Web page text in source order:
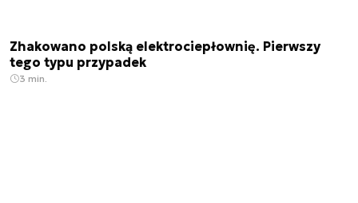
Zhakowano polską elektrociepłownię. Pierwszy
tego typu przypadek
3 min.